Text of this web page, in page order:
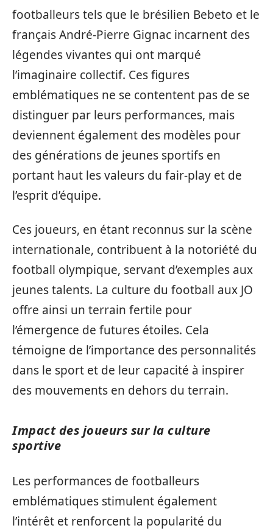
footballeurs tels que le brésilien Bebeto et le
français André-Pierre Gignac incarnent des
légendes vivantes qui ont marqué
l’imaginaire collectif. Ces figures
emblématiques ne se contentent pas de se
distinguer par leurs performances, mais
deviennent également des modèles pour
des générations de jeunes sportifs en
portant haut les valeurs du fair-play et de
l’esprit d’équipe.
Ces joueurs, en étant reconnus sur la scène
internationale, contribuent à la notoriété du
football olympique, servant d’exemples aux
jeunes talents. La culture du football aux JO
offre ainsi un terrain fertile pour
l’émergence de futures étoiles. Cela
témoigne de l’importance des personnalités
dans le sport et de leur capacité à inspirer
des mouvements en dehors du terrain.
Impact des joueurs sur la culture
sportive
Les performances de footballeurs
emblématiques stimulent également
l’intérêt et renforcent la popularité du